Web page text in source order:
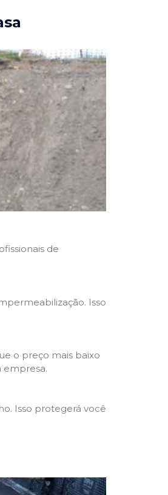
de
Isso
o preço mais baixo
empresa.
Isso protegerá você